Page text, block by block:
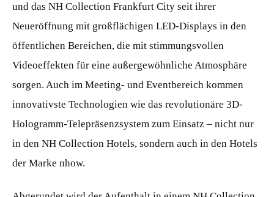
und das NH Collection Frankfurt City seit ihrer
Neueröffnung mit großflächigen LED-Displays in den
öffentlichen Bereichen, die mit stimmungsvollen
Videoeffekten für eine außergewöhnliche Atmosphäre
sorgen. Auch im Meeting- und Eventbereich kommen
innovativste Technologien wie das revolutionäre 3D-
Hologramm-Telepräsenzsystem zum Einsatz – nicht nur
in den NH Collection Hotels, sondern auch in den Hotels
der Marke nhow.